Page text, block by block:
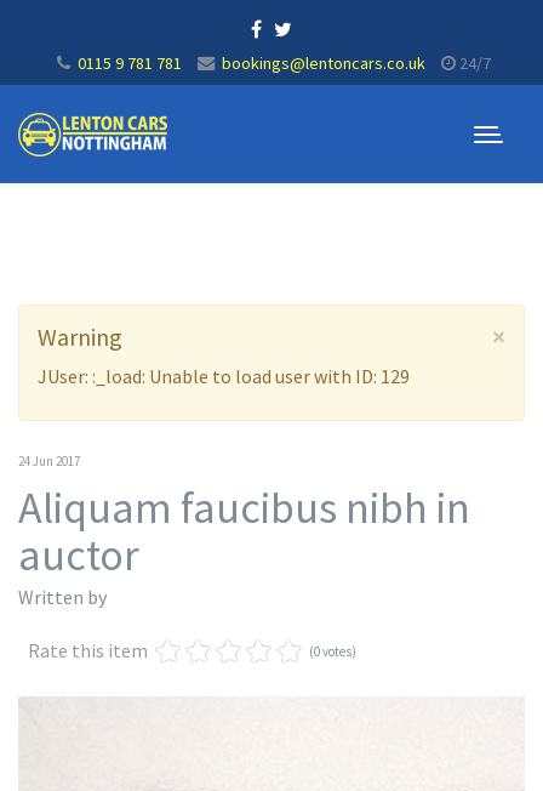
0115 9 781 781 bookings@lentoncars.co.uk 24/7
×
Warning
JUser: :_load: Unable to load user with ID: 129
24 Jun 2017
Aliquam faucibus nibh in
auctor
Written by
Rate this item (0 votes)